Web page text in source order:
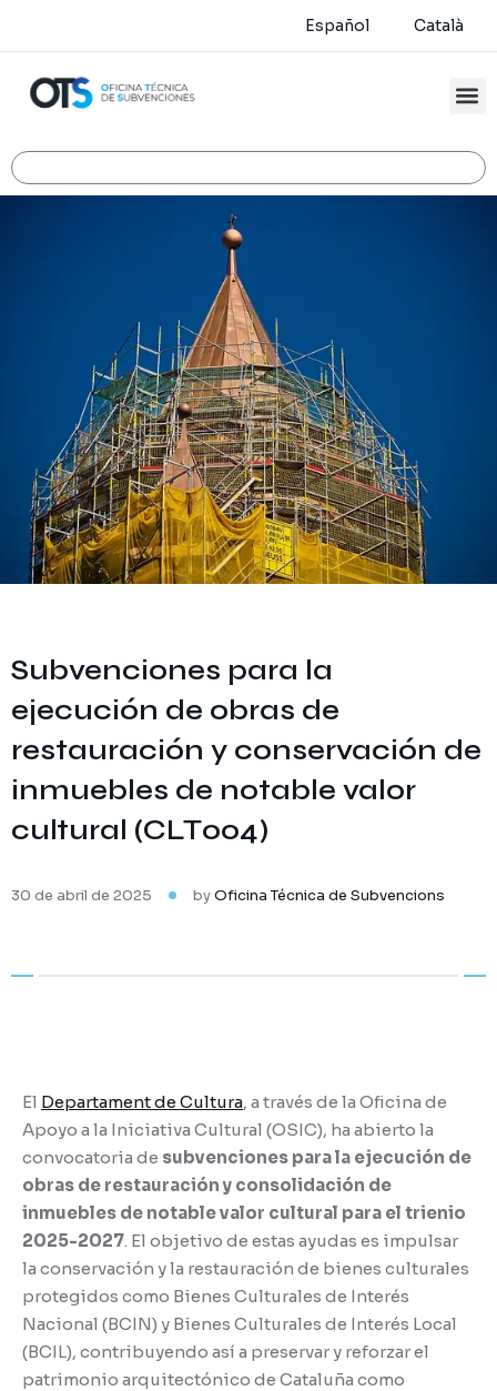
Español Català
Subvenciones para la
ejecución de obras de
restauración y conservación de
inmuebles de notable valor
cultural (CLT004)
30 de abril de 2025 byOficina Técnica de Subvencions
El Departament de Cultura, a través de la Oficina de
Apoyo a la Iniciativa Cultural (OSIC), ha abierto la
convocatoria de subvenciones para la ejecución de
obras de restauración y consolidación de
inmuebles de notable valor cultural para el trienio
2025-2027. El objetivo de estas ayudas es impulsar
la conservación y la restauración de bienes culturales
protegidos como Bienes Culturales de Interés
Nacional (BCIN) y Bienes Culturales de Interés Local
(BCIL), contribuyendo así a preservar y reforzar el
patrimonio arquitectónico de Cataluña como